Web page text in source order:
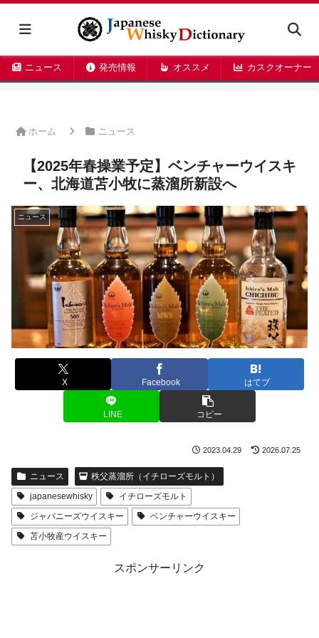
ニュース 発売情報 オススメ カスクオーナー
ホーム ニュース
【2025年春操業予定】ベンチャーウイスキ
ー、北海道苫小牧に蒸溜所新設へ
ニュース
X Facebook はてブ
LINE コピー
2023.04.29 2026.07.25
ニュース
秩父蒸溜所（イチローズモルト）
japanesewhisky
イチローズモルト
ジャパニーズウイスキー
ベンチャーウイスキー
苫小牧産ウイスキー
スポンサーリンク